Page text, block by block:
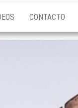
CONTACTO